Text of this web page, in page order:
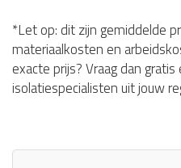
*Let op: dit zijn gemiddelde
materiaalkosten en
exacte prijs? Vraag dan
isolatiespecialisten uit jouw